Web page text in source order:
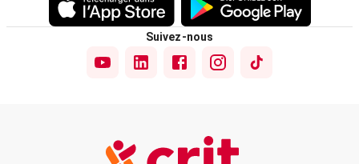
Suivez-nous